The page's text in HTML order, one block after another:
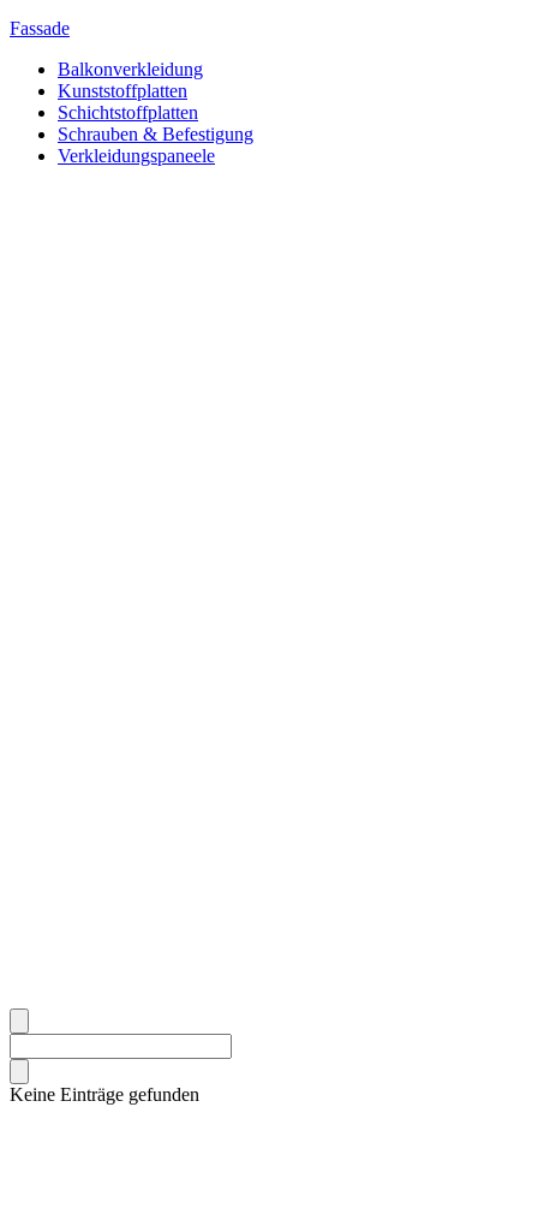
Fassade
Balkonverkleidung
Kunststoffplatten
Schichtstoffplatten
Schrauben & Befestigung
Verkleidungspaneele
Keine Einträge gefunden